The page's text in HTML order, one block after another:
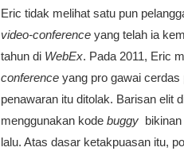
Eric tidak melihat satu pun
video-conference yang telah ia
tahun di WebEx. Pada 2011, Eric
conference yang pro gawai
penawaran itu ditolak. Barisan elit
menggunakan kode buggy
lalu. Atas dasar ketakpuasan itu,